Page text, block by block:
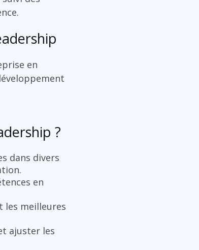
en
?
dans divers
en
les meilleures
ajuster les